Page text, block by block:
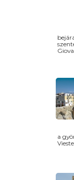
a
Vieste